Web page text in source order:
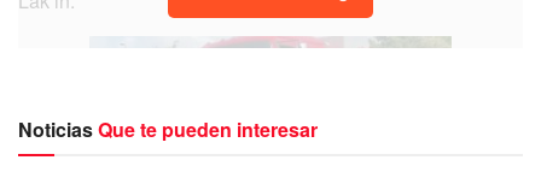
NoticiasQue te pueden interesar